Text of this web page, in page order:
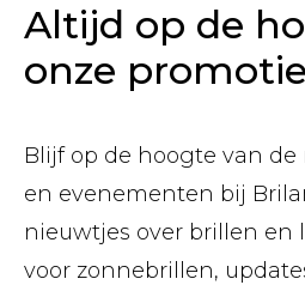
Altijd op de
onze
Blijf op de hoogte van
en evenementen bij
nieuwtjes over brillen en
voor zonnebrillen,